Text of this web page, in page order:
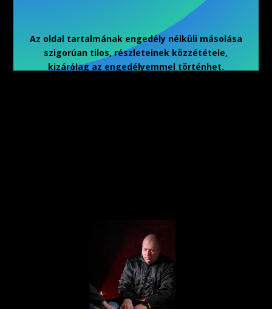
Az oldal tartalmának engedély nélküli másolása
szigorúan tilos, részleteinek közzététele,
kizárólag az engedélyemmel történhet.
Zoltán szolgáltatói weboldala